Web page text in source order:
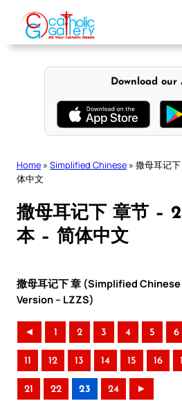
content
Download our
Home » Simplified Chinese » 撒母耳记
体中文
撒母耳记下 章节 –
本 – 简体中文
撒母耳记下 章 (Simplified
Version – LZZS)
◄ 1 2 3 4 5 6
11 12 13 14 15 16
21 22 23 24 ►